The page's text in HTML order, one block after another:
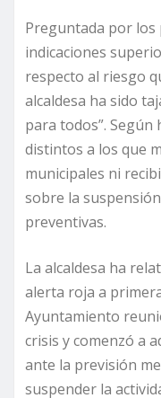
Preguntada por
indicaciones
respecto al riesgo
alcaldesa ha sido
para todos”.
distintos a los que
municipales ni
sobre la
preventivas.
La alcaldesa ha
alerta roja a
Ayuntamiento
crisis y comenzó a
ante la previsión
suspender la